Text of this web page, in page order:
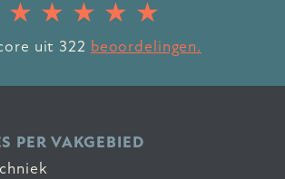
uit 322 beoordelingen.
PER VAKGEBIED